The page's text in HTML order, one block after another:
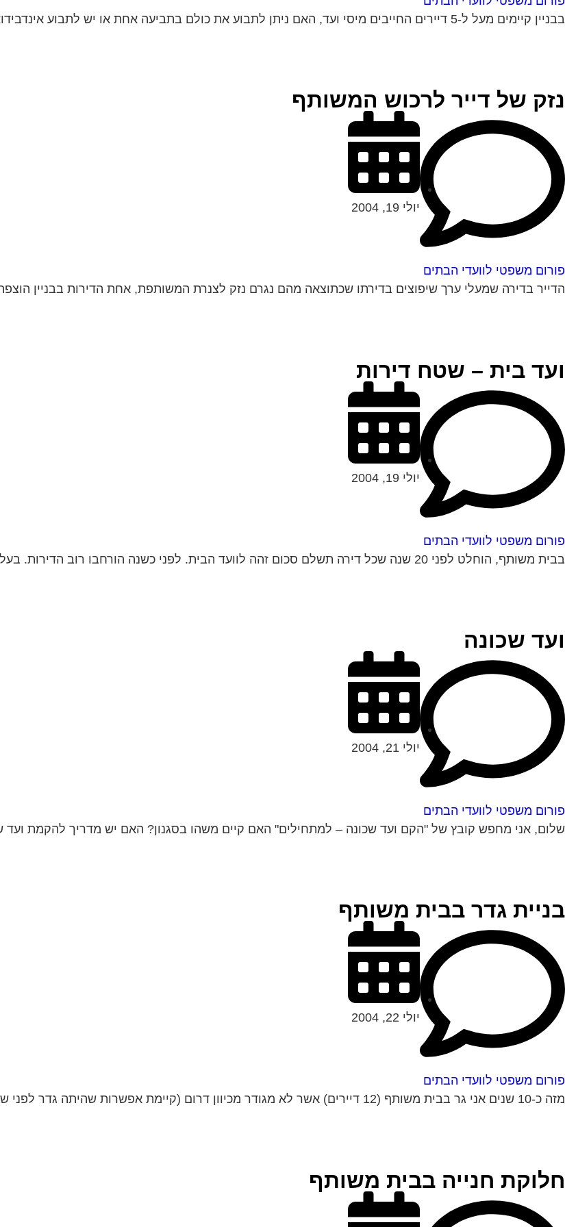
בבניין קיימים מעל ל-5 דיירים החייבים מיסי ועד, האם ניתן לתבוע את כולם בתביעה אחת או יש לתבוע אינדבידואלי, אם כן כיצד זה ניתן לבצוע...
נזק של דייר לרכוש המשותף
פורום משפטי לוועדי הבתים
יולי 19, 2004
הדייר בדירה שמעלי ערך שיפוצים בדירתו שכתוצאה מהם נגרם נזק לצנרת המשותפת, אחת הדירות בבניין
ועד בית – שטח דירות
פורום משפטי לוועדי הבתים
יולי 19, 2004
בבית משותף, הוחלט לפני 20 שנה שכל דירה תשלם סכום זהה לוועד הבית. לפני כשנה הורחבו רוב הדירות. בעלי הדירות שלא הורחבו דורשים לשלם ע"פ...
ועד שכונה
פורום משפטי לוועדי הבתים
יולי 21, 2004
שלום, אני מחפש קובץ של "הקם ועד שכונה – למתחילים" האם קיים משהו בסגנון? האם יש מדריך להקמת ועד
בניית גדר בבית משותף
פורום משפטי לוועדי הבתים
יולי 22, 2004
מזה כ-10 שנים אני גר בבית משותף (12 דיירים) אשר לא מגודר מכיוון דרום (קיימת אפשרות שהיתה גדר לפני שהגעתי). חלק מהדיירים רוצים לבנות גדר...
חלוקת חנייה בבית משותף